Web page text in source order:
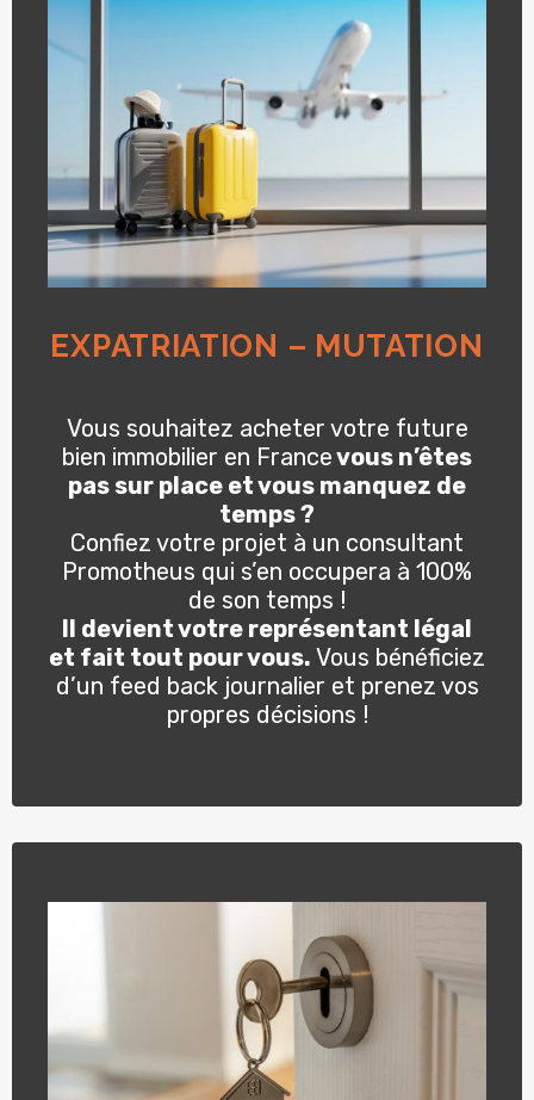
EXPATRIATION – MUTATION
Vous souhaitez acheter votre future
bien immobilier en Francevous n’êtes
pas sur place et vous manquez de
temps ?
Confiez votre projet à un consultant
Promotheus qui s’en occupera à 100%
de son temps !
Il devient votre représentant légal
et fait tout pour vous. Vous bénéficiez
d’un feed back journalier et prenez vos
propres décisions !